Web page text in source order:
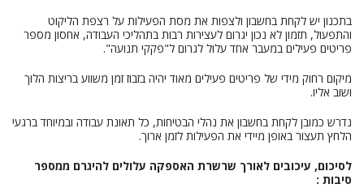
בתכנון יש לקחת בחשבון ולצפות את מסת הפעילות על רצפת הליקוט
והתפעול, תזמון לא נכון יגרום לעצירות רבות בתהליכי העבודה, אחסון מספר
פריטים פעילים במעבר אחד עלול לגרום ל"פקקי תנועה".
מיקום רחוק מידי של פריטים פעילים מאוד יהיה בזבוז זמן משווע בריצות הלוך
ושוב אליו.
נדרש כמובן לקחת בחשבון את נהלי הבטיחות, כל תאונת עבודה ובמיוחד ברגעי
הלחץ תעצור באופן מיידי את הפעילות לזמן ארוך.
לסיכום, עיכובים לאורך שרשרת האספקה עלולים להיגרם ממספר
סיבות :